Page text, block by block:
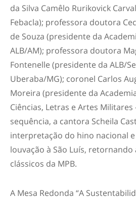
da Silva Camêlo Rurikovick
Febacla); professora doutora
de Souza (presidente da
ALB/AM); professora doutora
Fontenelle (presidente da ALB/
Uberaba/MG); coronel Carlos
Moreira (presidente da
Ciências, Letras e Artes Militares
sequência, a cantora Scheila
interpretação do hino nacional
louvação à São Luís, retornando
clássicos da MPB.
A Mesa Redonda “A